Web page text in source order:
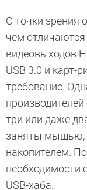
С точки зрения
чем
видеовыходов
USB 3.0 и карт-
требование.
три или даже
заняты мышью,
накопителем.
необходимости
USB-хаба.